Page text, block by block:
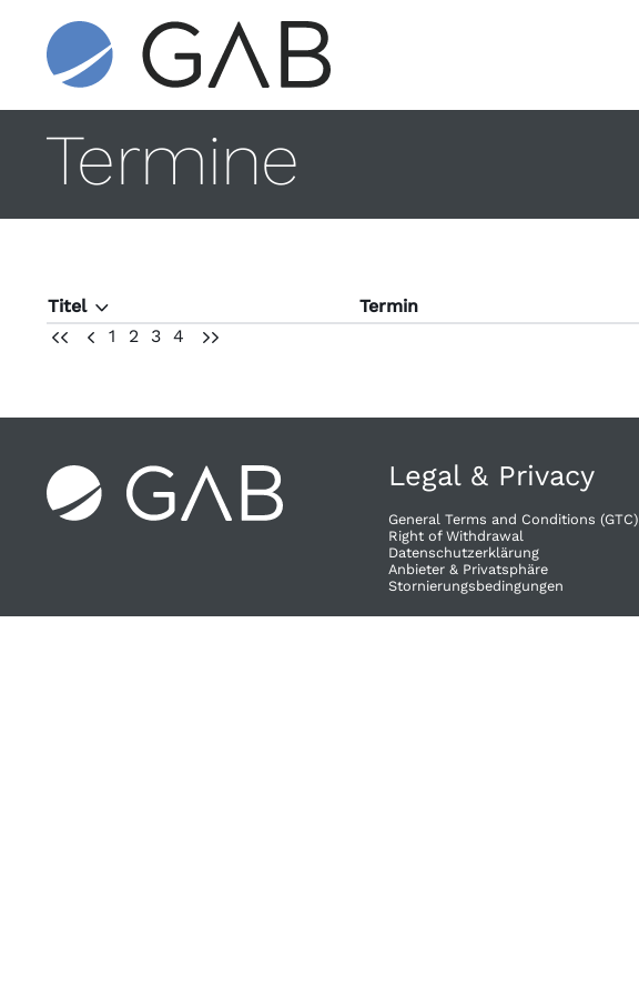
Termine
Titel T Termin
UU U 1 2 3 4 VV
Legal & Privacy
General Terms and Conditions (GTC)
Right of Withdrawal​
Datenschutzerklärung
Anbieter & Privatsphäre
Stornierungsbedingungen